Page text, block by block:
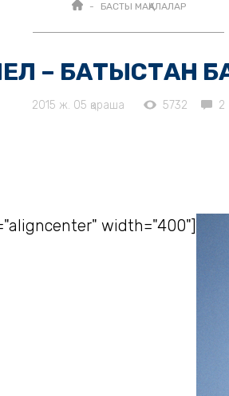
БАСТЫ МАҚАЛАЛАР
– БАТЫСТАН
2015 ж. 05 қараша 5732 2
width="400"]